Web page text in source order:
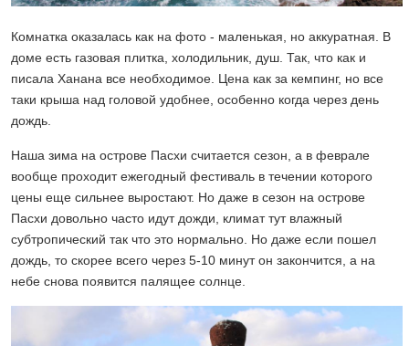
Комнатка оказалась как на фото - маленькая, но аккуратная. В
доме есть газовая плитка, холодильник, душ. Так, что как и
писала Ханана все необходимое. Цена как за кемпинг, но все
таки крыша над головой удобнее, особенно когда через день
дождь.
Наша зима на острове Пасхи считается сезон, а в феврале
вообще проходит ежегодный фестиваль в течении которого
цены еще сильнее выростают. Но даже в сезон на острове
Пасхи довольно часто идут дожди, климат тут влажный
субтропический так что это нормально. Но даже если пошел
дождь, то скорее всего через 5-10 минут он закончится, а на
небе снова появится палящее солнце.